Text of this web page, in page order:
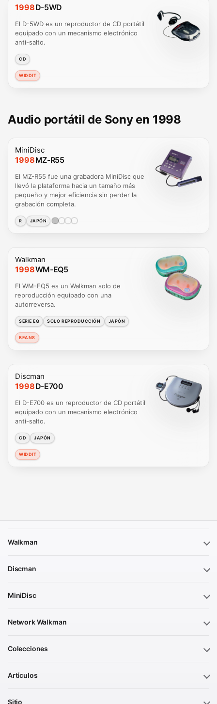
1998D-5WD
El D-5WD es un reproductor de CD portátil
equipado con un mecanismo electrónico
anti-salto.
CD
WIDDIT
Audio portátil de Sony en 1998
MiniDisc
1998MZ-R55
El MZ-R55 fue una grabadora MiniDisc que
llevó la plataforma hacia un tamaño más
pequeño y mejor eficiencia sin perder la
grabación completa.
R JAPÓN
Walkman
1998WM-EQ5
El WM-EQ5 es un Walkman solo de
reproducción equipado con una
autorreversa.
SERIE EQ SOLO REPRODUCCIÓN JAPÓN
BEANS
Discman
1998D-E700
El D-E700 es un reproductor de CD portátil
equipado con un mecanismo electrónico
anti-salto.
CD JAPÓN
WIDDIT
Walkman
Discman
MiniDisc
Network Walkman
Colecciones
Artículos
Sitio